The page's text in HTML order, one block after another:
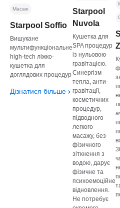
Starpool Soffio
Вишукане
мультифункціональне
high-tech ліжко-
кушетка для
доглядових процедур
Дізнатися більше
Масаж
Starpool
Nuvola
Кушетка для
SPA процедур
із нульовою
гравітацією.
Синергізм
тепла, анти-
гравітації,
косметичних
процедур,
підводного
легкого
масажу, без
фізичного
зіткнення з
водою, дарує
фізичне та
психоемоційне
відновлення.
Не потребує